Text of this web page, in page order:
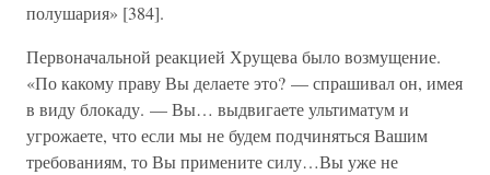
полушария» [384].
Первоначальной реакцией Хрущева было возмущение.
«По какому праву Вы делаете это? — спрашивал он, имея
в виду блокаду. — Вы… выдвигаете ультиматум и
угрожаете, что если мы не будем подчиняться Вашим
требованиям, то Вы примените силу…Вы уже не